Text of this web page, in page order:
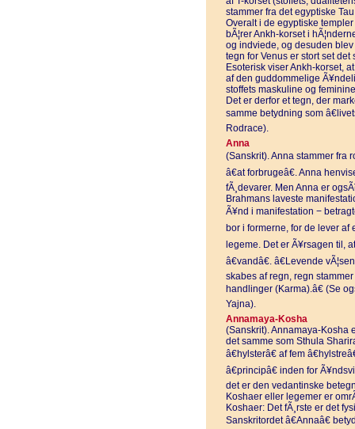
stammer fra det egyptiske
Overalt i de egyptiske
bÃ¦rer Ankh-korset i
og indviede, og desuden
tegn for Venus er stort set
Esoterisk viser Ankh-korset,
af den guddommelige
stoffets maskuline og
Det er derfor et tegn, der
samme betydning som
Rodrace).
Anna
(Sanskrit). Anna stammer fra
â€at forbrugeâ€. Anna
fÃ¸devarer. Men Anna er
Brahmans laveste
Ã¥nd i manifestation −
bor i formerne, for de lever af
legeme. Det er Ã¥rsagen til,
â€vandâ€. â€Levende
skabes af regn, regn
handlinger (Karma).â€ (Se
Yajna).
Annamaya-Kosha
(Sanskrit). Annamaya-Kosha
det samme som Sthula
â€hylsterâ€ af fem
â€principâ€ inden for
det er den vedantinske
Koshaer eller legemer er
Koshaer: Det fÃ¸rste er det
Sanskritordet â€Annaâ€